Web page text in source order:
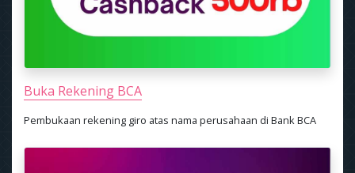
Buka Rekening BCA
Pembukaan rekening giro atas nama perusahaan di Bank BCA